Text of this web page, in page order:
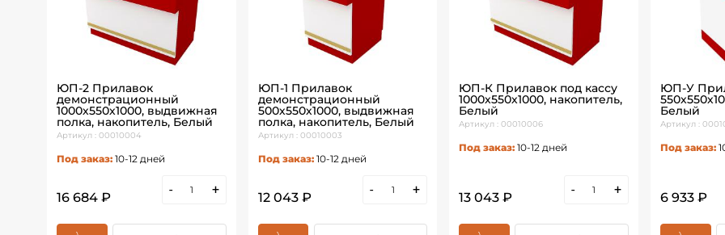
ЮП-2 Прилавок
демонстрационный
1000х550х1000, выдвижная
полка, накопитель, Белый
Артикул : 00010004
Под заказ: 10-12 дней
16 684 ₽
- +
ЮП-1 Прилавок
демонстрационный
500х550х1000, выдвижная
полка, накопитель, Белый
Артикул : 00010003
Под заказ: 10-12 дней
12 043 ₽
- +
ЮП-К Прилавок под кассу
1000х550х1000, накопитель,
Белый
Артикул : 00010006
Под заказ: 10-12 дней
13 043 ₽
- +
ЮП-У
Белый
Артикул :
Под заказ:
6 933 ₽